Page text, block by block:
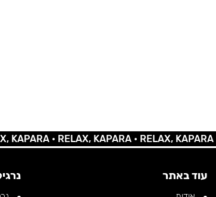
•RELAX, KAPARA •RELAX, KAPARA •
עוד באתר